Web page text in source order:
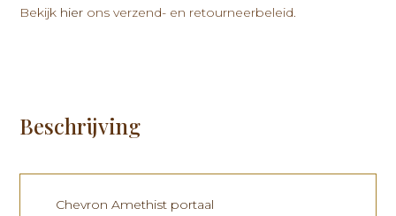
Bekijk hier ons verzend- en retourneerbeleid.
Beschrijving
Chevron Amethist portaal